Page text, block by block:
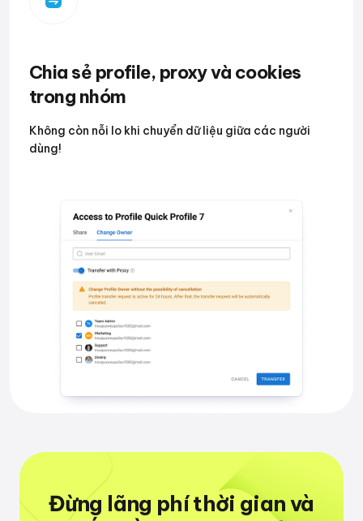
Chia sẻ profile, proxy và cookies
trong nhóm
Không còn nỗi lo khi chuyển dữ liệu giữa các người
dùng!
Đừng lãng phí thời gianvà